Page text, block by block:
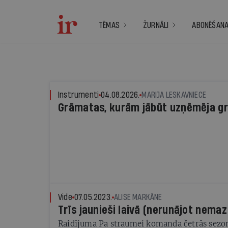
TĒMAS ŽURNĀLI ABONĒŠANA
Instrumenti 04.08.2026. MARIJA LESKAVNIECE
Grāmatas, kurām jābūt uzņēmēja
Vide 07.05.2023. ALISE MARKĀNE
Trīs jaunieši laivā (nerunājot
Raidījuma Pa straumei komanda četrās